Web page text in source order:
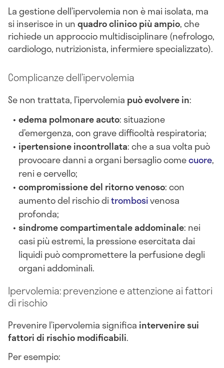
La gestione dell’ipervolemia non è mai isolata, ma
si inserisce in unquadro clinico più ampio, che
richiede un approccio multidisciplinare (nefrologo,
cardiologo, nutrizionista, infermiere specializzato).
Complicanze dell’ipervolemia
Se non trattata, l’ipervolemia può evolvere in:
edema polmonare acuto: situazione
d’emergenza, con grave difficoltà respiratoria;
ipertensione incontrollata: che a sua volta può
provocare danni a organi bersaglio comecuore,
reni e cervello;
compromissione del ritorno venoso: con
aumento del rischio ditrombosivenosa
profonda;
sindrome compartimentale addominale: nei
casi più estremi, la pressione esercitata dai
liquidi può compromettere la perfusione degli
organi addominali.
Ipervolemia: prevenzione e attenzione ai fattori
di rischio
Prevenire l’ipervolemia significa intervenire sui
fattori di rischio modificabili.
Per esempio: